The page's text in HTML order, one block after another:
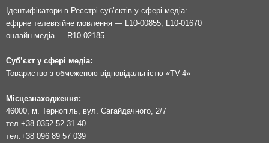
Ідентифікатори в Реєстрі суб’єктів у сфері медіа:
ефірне телевізійне мовлення — L10-00855, L10-01670
онлайн-медіа — R10-02185
Суб’єкт у сфері медіа:
Товариство з обмеженою відповідальністю «TV-4»
Місцезнаходження:
46000, м. Тернопіль, вул. Сагайдачного, 2/7
тел. +38 0352 52 31 40
тел. +38 096 89 57 039